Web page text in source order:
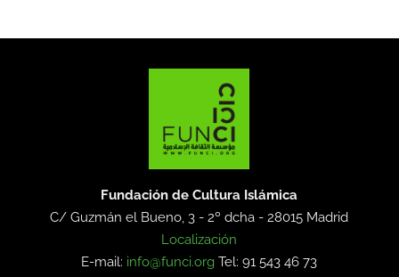
Fundación de Cultura Islámica
C/ Guzmán el Bueno, 3 - 2º dcha -28015 Madrid
Localización
E-mail: info@funci.org Tel: 91 543 46 73